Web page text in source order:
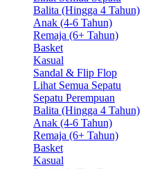
Balita (Hingga 4 Tahun)
Anak (4-6 Tahun)
Remaja (6+ Tahun)
Basket
Kasual
Sandal & Flip Flop
Lihat Semua Sepatu
Sepatu Perempuan
Balita (Hingga 4 Tahun)
Anak (4-6 Tahun)
Remaja (6+ Tahun)
Basket
Kasual